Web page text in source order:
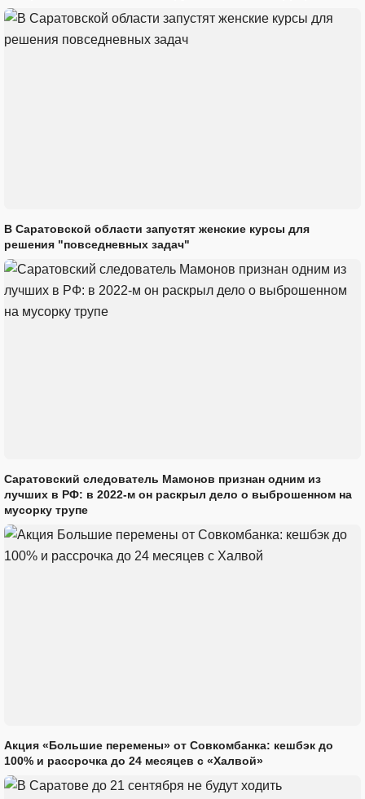
В Саратовской области запустят женские курсы для
решения "повседневных задач"
Саратовский следователь Мамонов признан одним из
лучших в РФ: в 2022-м он раскрыл дело о выброшенном на
мусорку трупе
Акция «Большие перемены» от Совкомбанка: кешбэк до
100% и рассрочка до 24 месяцев с «Халвой»